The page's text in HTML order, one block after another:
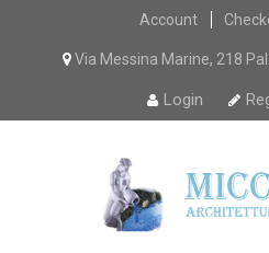
Account
Via Messina Marine, 218
Login